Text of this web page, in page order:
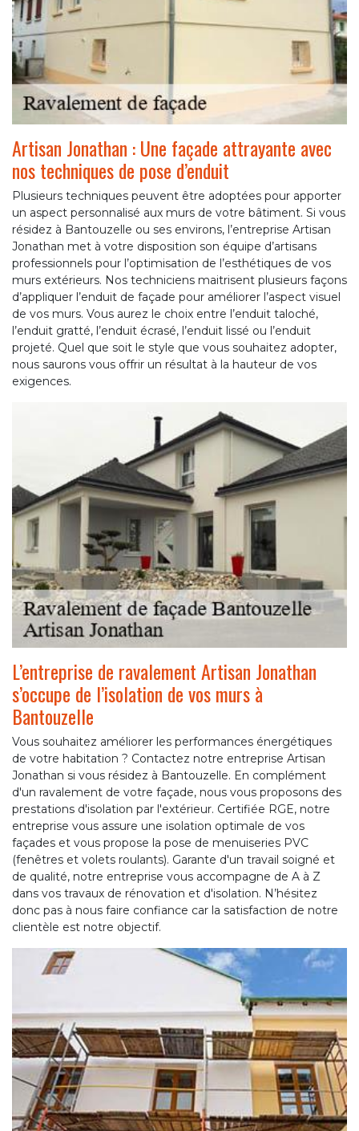
Artisan Jonathan : Une façade attrayante avec
nos techniques de pose d’enduit
Plusieurs techniques peuvent être adoptées pour apporter
un aspect personnalisé aux murs de votre bâtiment. Si vous
résidez à Bantouzelle ou ses environs, l’entreprise Artisan
Jonathan met à votre disposition son équipe d’artisans
professionnels pour l’optimisation de l’esthétiques de vos
murs extérieurs. Nos techniciens maitrisent plusieurs façons
d’appliquer l’enduit de façade pour améliorer l’aspect visuel
de vos murs. Vous aurez le choix entre l’enduit taloché,
l’enduit gratté, l’enduit écrasé, l’enduit lissé ou l’enduit
projeté. Quel que soit le style que vous souhaitez adopter,
nous saurons vous offrir un résultat à la hauteur de vos
exigences.
L’entreprise de ravalement Artisan Jonathan
s’occupe de l’isolation de vos murs à
Bantouzelle
Vous souhaitez améliorer les performances énergétiques
de votre habitation ? Contactez notre entreprise Artisan
Jonathan si vous résidez à Bantouzelle. En complément
d'un ravalement de votre façade, nous vous proposons des
prestations d'isolation par l'extérieur. Certifiée RGE, notre
entreprise vous assure une isolation optimale de vos
façades et vous propose la pose de menuiseries PVC
(fenêtres et volets roulants). Garante d'un travail soigné et
de qualité, notre entreprise vous accompagne de A à Z
dans vos travaux de rénovation et d'isolation. N’hésitez
donc pas à nous faire confiance car la satisfaction de notre
clientèle est notre objectif.